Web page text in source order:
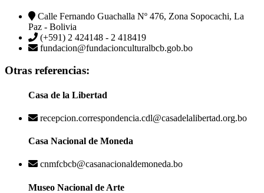
Calle Fernando Guachalla Nº 476, Zona Sopocachi, La
Paz - Bolivia
(+591) 2 424148 - 2 418419
fundacion@fundacionculturalbcb.gob.bo
Otras referencias:
Casa de la Libertad
recepcion.correspondencia.cdl@casadelalibertad.org.bo
Casa Nacional de Moneda
cnmfcbcb@casanacionaldemoneda.bo
Museo Nacional de Arte